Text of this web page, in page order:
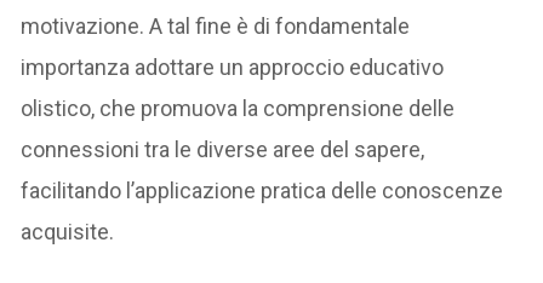
motivazione. A tal fine è di fondamentale
importanza adottare un approccio educativo
olistico, che promuova la comprensione delle
connessioni tra le diverse aree del sapere,
facilitando l’applicazione pratica delle conoscenze
acquisite.